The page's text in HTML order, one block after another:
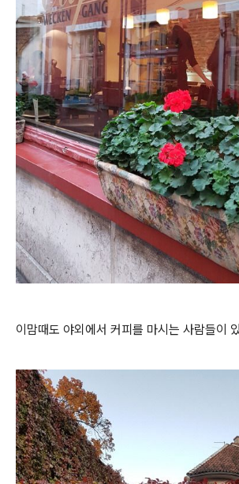
이맘때도 야외에서 커피를 마시는 사람들이